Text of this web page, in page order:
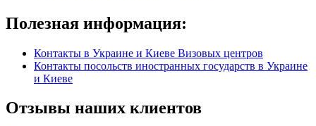
Полезная информация:
Контакты в Украине и Киеве Визовых центров
Контакты посольств иностранных государств в Украине
и Киеве
Отзывы наших клиентов